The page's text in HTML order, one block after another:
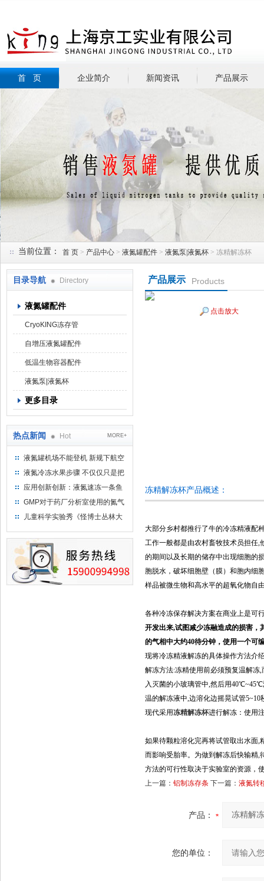
上海京工实业有限公司
首 页 企业简介 新闻资讯 产品展示
当前位置： 首 页 > 产品中心 > 液氮罐配件 > 液氮泵|液氮杯 > 冻精解冻杯
目录导航 Directory
液氮罐配件
CryoKING冻存管
自增压液氮罐配件
低温生物容器配件
液氮泵|液氮杯
更多目录
热点新闻 Hot MORE+
液氮罐机场不能登机 新规下航空
运输罐能否上飞机
液氮冷冻水果步骤 不仅仅只是把
水果扔到液氮中
应用创新创新：液氮速冻一条鱼
只需15分钟 保持活鲜一整年
GMP对于药厂分析室使用的氮气
钢瓶存放标准
儿童科学实验秀《怪博士丛林大
及
产品展示 Products
点击放大
冻精解冻杯产品概述：
大部分乡村都推行了牛的冷冻精液配
工作一般都是由农村畜牧技术员担任,
的期间以及长期的储存中出现细胞的
胞脱水，破坏细胞壁（膜）和胞内细
样品被微生物和高水平的超氧化物自
各种冷冻保存解决方案在商业上是可
开发出来,试图减少冻融造成的损害，
的气相中大约40待分钟，使用一个可
现将冷冻精液解冻的具体操作方法介
解冻方法:冻精使用前必须预复温解冻
入灭菌的小玻璃管中,然后用
温的解冻液中,边溶化边摇晃试管
现代采用冻精解冻杯进行解冻：使用
如果待颗粒溶化完再将试管取出水面,
而影响受胎率。为做到解冻后快输精
方法的可行性取决于实验室的资源，
上一篇： 铝制冻存条 下一篇： 液氮转
产品：
您的单位：